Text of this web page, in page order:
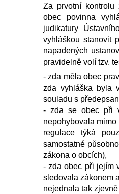
Za prvotní kontrolu
obec povinna
judikatury
vyhláškou stanovit
napadených
pravidelně volí tzv.
- zda měla obec
zda vyhláška byla
souladu s
- zda se obec při
nepohybovala
regulace týká
samostatné
zákona o obcích),
- zda obec při jejím
sledovala zákonem
nejednala tak